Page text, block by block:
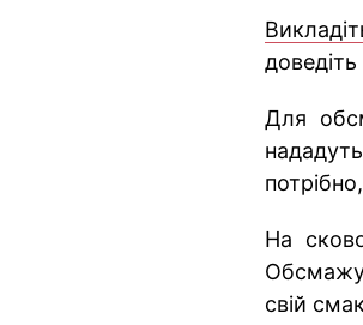
Для
На
свій